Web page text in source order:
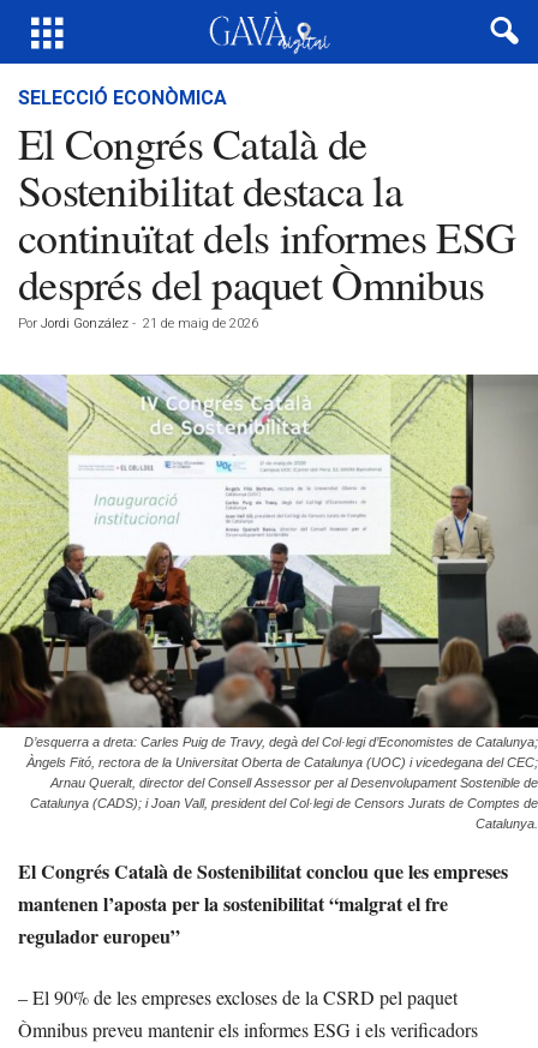
SELECCIÓ ECONÒMICA
El Congrés Català de
Sostenibilitat destaca la
continuïtat dels informes ESG
després del paquet Òmnibus
Por Jordi González - 21 de maig de 2026
D’esquerra a dreta: Carles Puig de Travy, degà del Col·legi d’Economistes de Catalunya;
Àngels Fitó, rectora de la Universitat Oberta de Catalunya (UOC) i vicedegana del CEC;
Arnau Queralt, director del Consell Assessor per al Desenvolupament Sostenible de
Catalunya (CADS); i Joan Vall, president del Col·legi de Censors Jurats de Comptes de
Catalunya.
El Congrés Català de Sostenibilitat conclou que les empreses
mantenen l’aposta per la sostenibilitat “malgrat el fre
regulador europeu”
– El 90% de les empreses excloses de la CSRD pel paquet
Òmnibus preveu mantenir els informes ESG i els verificadors